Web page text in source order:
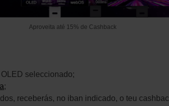
Aproveita até 15% de Cashback
seleccionado;
;
receberás, no iban indicado, o teu